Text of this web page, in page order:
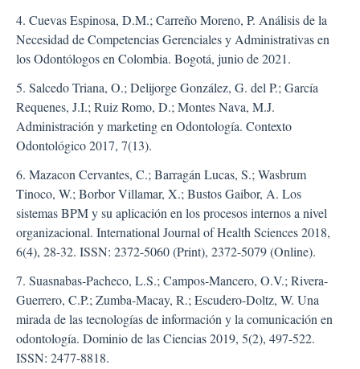
4. Cuevas Espinosa, D.M.; Carreño Moreno, P. Análisis de la
Necesidad de Competencias Gerenciales y Administrativas en
los Odontólogos en Colombia. Bogotá, junio de 2021.
5. Salcedo Triana, O.; Delijorge González, G. del P.; García
Requenes, J.I.; Ruiz Romo, D.; Montes Nava, M.J.
Administración y marketing en Odontología. Contexto
Odontológico 2017, 7(13).
6. Mazacon Cervantes, C.; Barragán Lucas, S.; Wasbrum
Tinoco, W.; Borbor Villamar, X.; Bustos Gaibor, A. Los
sistemas BPM y su aplicación en los procesos internos a nivel
organizacional. International Journal of Health Sciences 2018,
6(4), 28-32. ISSN: 2372-5060 (Print), 2372-5079 (Online).
7. Suasnabas-Pacheco, L.S.; Campos-Mancero, O.V.; Rivera-
Guerrero, C.P.; Zumba-Macay, R.; Escudero-Doltz, W. Una
mirada de las tecnologías de información y la comunicación en
odontología. Dominio de las Ciencias 2019, 5(2), 497-522.
ISSN: 2477-8818.